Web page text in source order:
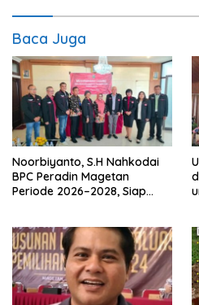
Baca Juga
Noorbiyanto, S.H Nahkodai
BPC Peradin Magetan
Periode 2026–2028, Siap